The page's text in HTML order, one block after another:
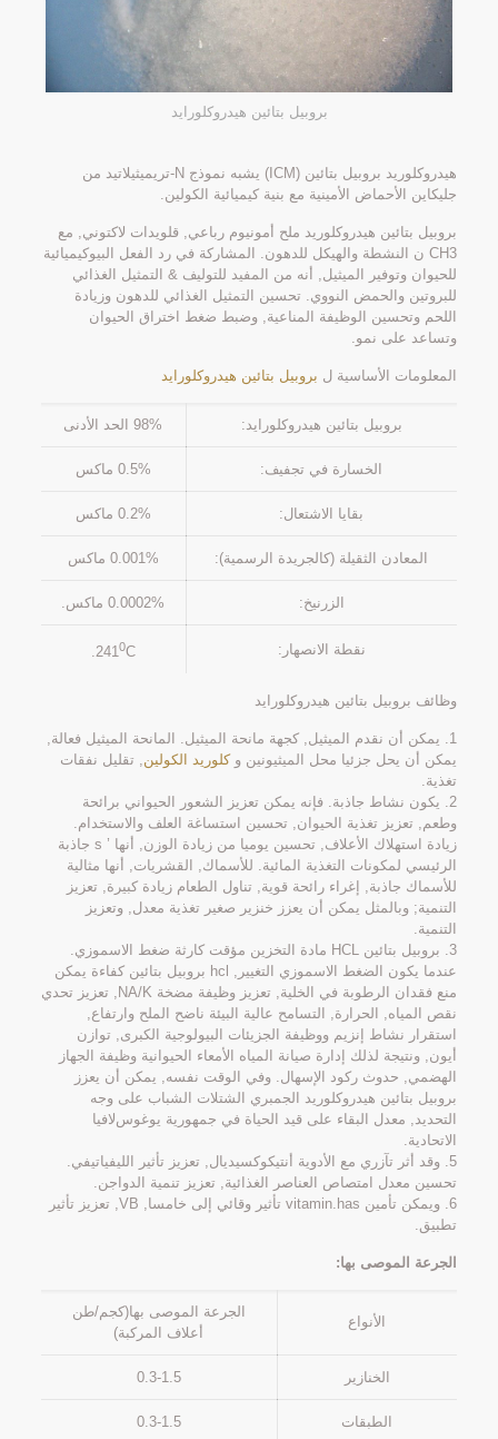
بروبيل بتائين هيدروكلورايد
هيدروكلوريد بروبيل بتائين (ICM) يشبه نموذج N-تريميثيلاتيد من
جليكاين الأحماض الأمينية مع بنية كيميائية الكولين.
بروبيل بتائين هيدروكلوريد ملح أمونيوم رباعي, قلويدات لاكتوني, مع
CH3 ن النشطة والهيكل للدهون. المشاركة في رد الفعل البيوكيميائية
للحيوان وتوفير الميثيل, أنه من المفيد للتوليف & التمثيل الغذائي
للبروتين والحمض النووي. تحسين التمثيل الغذائي للدهون وزيادة
اللحم وتحسين الوظيفة المناعية, وضبط ضغط اختراق الحيوان
وتساعد على نمو.
المعلومات الأساسية ل بروبيل بتائين هيدروكلورايد
بروبيل بتائين هيدروكلورايد: 98% الحد الأدنى
الخسارة في تجفيف: 0.5% ماكس
بقايا الاشتعال: 0.2% ماكس
المعادن الثقيلة (كالجريدة الرسمية): 0.001% ماكس
الزرنيخ: 0.0002% ماكس.
نقطة الانصهار: 2410C.
وظائف بروبيل بتائين هيدروكلورايد
1. يمكن أن نقدم الميثيل, كجهة مانحة الميثيل. المانحة الميثيل فعالة,
يمكن أن يحل جزئيا محل الميثيونين وكلوريد الكولين, تقليل نفقات
تغذية.
2. يكون نشاط جاذبة. فإنه يمكن تعزيز الشعور الحيواني برائحة
وطعم, تعزيز تغذية الحيوان, تحسين استساغة العلف والاستخدام.
زيادة استهلاك الأعلاف, تحسين يوميا من زيادة الوزن, أنها ’ s جاذبة
الرئيسي لمكونات التغذية المائية. للأسماك, القشريات, أنها مثالية
للأسماك جاذبة, إغراء رائحة قوية, تناول الطعام زيادة كبيرة, تعزيز
التنمية; وبالمثل يمكن أن يعزز خنزير صغير تغذية معدل, وتعزيز
التنمية.
3. بروبيل بتائين HCL مادة التخزين مؤقت كارثة ضغط الاسموزي.
عندما يكون الضغط الاسموزي التغيير, hcl بروبيل بتائين كفاءة يمكن
منع فقدان الرطوبة في الخلية, تعزيز وظيفة مضخة NA/K, تعزيز تحدي
نقص المياه, الحرارة, التسامح عالية البيئة ناضح الملح وارتفاع,
استقرار نشاط إنزيم ووظيفة الجزيئات البيولوجية الكبرى, توازن
أيون, ونتيجة لذلك إدارة صيانة المياه الأمعاء الحيوانية وظيفة الجهاز
الهضمي, حدوث ركود الإسهال. وفي الوقت نفسه, يمكن أن يعزز
بروبيل بتائين هيدروكلوريد الجمبري الشتلات الشباب على وجه
التحديد, معدل البقاء على قيد الحياة في جمهورية يوغوسﻻفيا
الاتحادية.
5. وقد أثر تآزري مع الأدوية أنتيكوكسيديال, تعزيز تأثير الليفياتيفي.
تحسين معدل امتصاص العناصر الغذائية, تعزيز تنمية الدواجن.
6. ويمكن تأمين vitamin.has تأثير وقائي إلى خامسا, VB, تعزيز تأثير
تطبيق.
الجرعة الموصى بها:
الأنواع
الجرعة الموصى بها(كجم/طن
أعلاف المركبة)
الخنازير 0.3-1.5
الطبقات 0.3-1.5